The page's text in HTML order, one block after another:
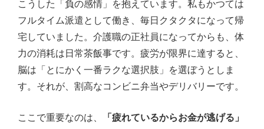
こうした「負の感情」を抱えています。私もかつては
フルタイム派遣として働き、毎日クタクタになって帰
宅していました。介護職の正社員になってからも、体
力の消耗は日常茶飯事です。疲労が限界に達すると、
脳は「とにかく一番ラクな選択肢」を選ぼうとしま
す。それが、割高なコンビニ弁当やデリバリーです。
ここで重要なのは、
「疲れているからお金が逃げる」